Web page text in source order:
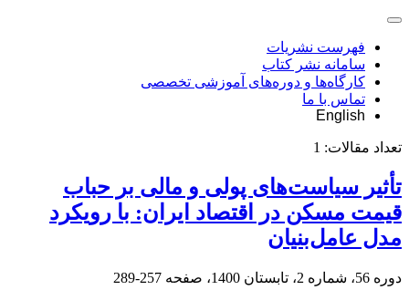
فهرست نشریات
سامانه نشر کتاب
کارگاه‌ها و دوره‌های آموزشی تخصصی
تماس با ما
English
تعداد مقالات: 1
تأثیر سیاست‌های پولی و مالی بر حباب
قیمت مسکن در اقتصاد ایران: با رویکرد
مدل عامل‌بنیان
دوره 56، شماره 2، تابستان 1400، صفحه 257-289